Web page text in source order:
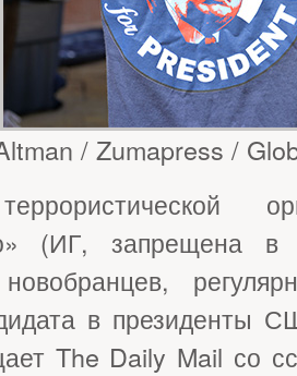
/ Zumapress /
(ИГ, запрещена
в президенты
The Daily Mail со